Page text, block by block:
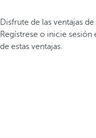
Disfrute de las ventajas
Regístrese o inicie
de estas ventajas.